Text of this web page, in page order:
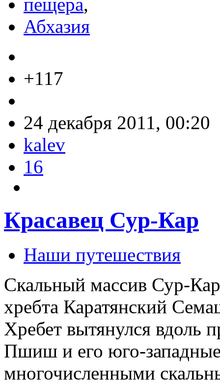
пещера,
Абхазия
+117
24 декабря 2011, 00:20
kalev
16
Красавец Сур-Кар
Наши путешествия
Скальный массив Сур-
хребта Каратянский
Хребет вытянулся вдоль
Пшиш и его юго-
многочисленными